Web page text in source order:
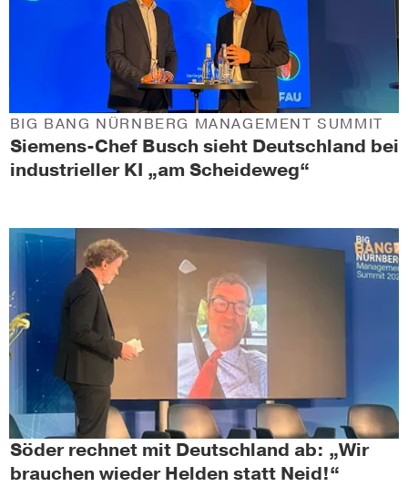
Siemens-Chef Busch sieht Deutschland bei
industrieller KI „am Scheideweg“
BIG BANG NÜRNBERG MANAGEMENT SUMMIT
Söder rechnet mit Deutschland ab: „Wir
brauchen wieder Helden statt Neid!“